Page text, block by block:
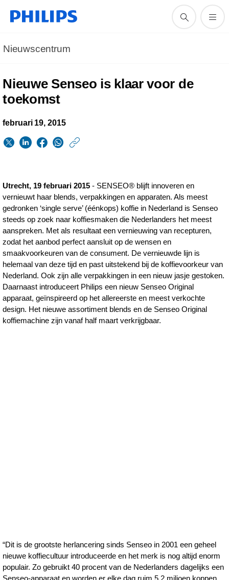
Nieuwscentrum
Nieuwe Senseo is klaar voor de
toekomst
februari 19, 2015
Senseo-
is-
klaar-
voor-
de-
toekomst.html
Utrecht, 19 februari 2015 - SENSEO® blijft innoveren en
vernieuwt haar blends, verpakkingen en apparaten. Als meest
gedronken ‘single serve’ (éénkops) koffie in Nederland is Senseo
steeds op zoek naar koffiesmaken die Nederlanders het meest
aanspreken. Met als resultaat een vernieuwing van recepturen,
zodat het aanbod perfect aansluit op de wensen en
smaakvoorkeuren van de consument. De vernieuwde lijn is
helemaal van deze tijd en past uitstekend bij de koffievoorkeur van
Nederland. Ook zijn alle verpakkingen in een nieuw jasje gestoken.
Daarnaast introduceert Philips een nieuw Senseo Original
apparaat, geïnspireerd op het allereerste en meest verkochte
design. Het nieuwe assortiment blends en de Senseo Original
koffiemachine zijn vanaf half maart verkrijgbaar.
“Dit is de grootste herlancering sinds Senseo in 2001 een geheel
nieuwe koffiecultuur introduceerde en het merk is nog altijd enorm
populair. Zo gebruikt 40 procent van de Nederlanders dagelijks een
Senseo-apparaat en worden er elke dag ruim 5,2 miljoen koppen